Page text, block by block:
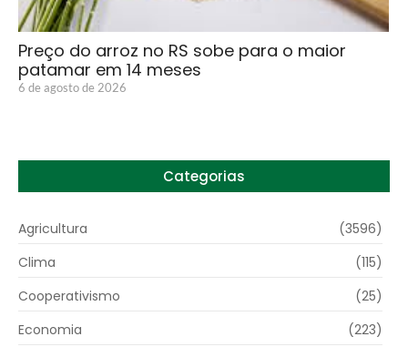
Preço do arroz no RS sobe para o maior
patamar em 14 meses
6 de agosto de 2026
Categorias
Agricultura
(3596)
Clima
(115)
Cooperativismo
(25)
Economia
(223)